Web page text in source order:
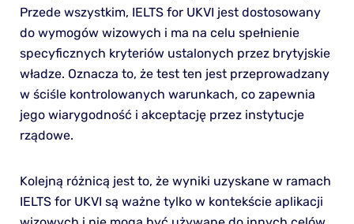
Przede wszystkim, IELTS for UKVI jest dostosowany
do wymogów wizowych i ma na celu spełnienie
specyficznych kryteriów ustalonych przez brytyjskie
władze. Oznacza to, że test ten jest przeprowadzany
w ściśle kontrolowanych warunkach, co zapewnia
jego wiarygodność i akceptację przez instytucje
rządowe.
Kolejną różnicą jest to, że wyniki uzyskane w ramach
IELTS for UKVI są ważne tylko w kontekście aplikacji